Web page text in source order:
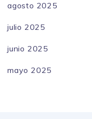
agosto 2025
julio 2025
junio 2025
mayo 2025